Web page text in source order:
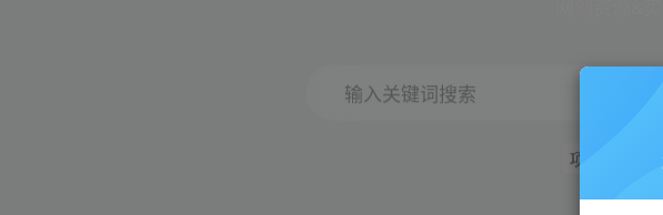
输入关键词搜索
项目